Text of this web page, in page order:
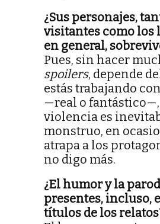
¿Sus personajes,
visitantes como los
en general,
Pues, sin hacer
spoilers, depende
estás trabajando
—real o
violencia es
monstruo, en
atrapa a los
no digo más.
¿El humor y la
presentes, incluso,
títulos de los